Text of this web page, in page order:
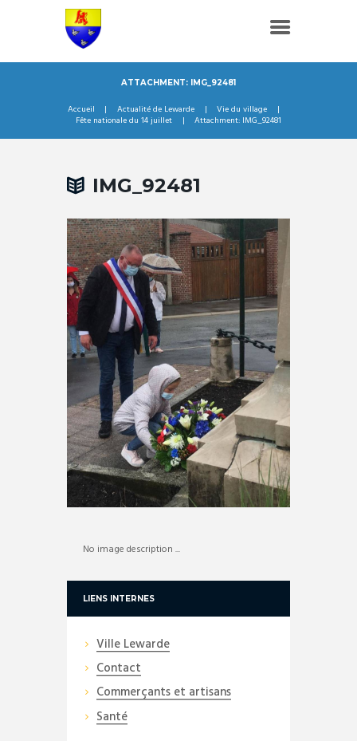
ATTACHMENT: IMG_92481
Accueil Actualité de Lewarde
Vie du village
Fête nationale du 14 juillet
Attachment: IMG_92481
IMG_92481
No image description ...
LIENS INTERNES
Ville Lewarde
Contact
Commerçants et artisans
Santé